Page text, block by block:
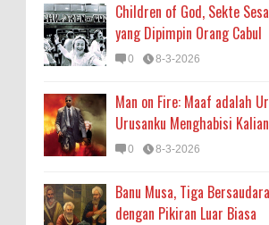
Children of God, Sekte
yang Dipimpin Orang Cabul
0 8-3-2026
Man on Fire: Maaf adalah
Urusanku Menghabisi Kalian
0 8-3-2026
Banu Musa, Tiga
dengan Pikiran Luar Biasa